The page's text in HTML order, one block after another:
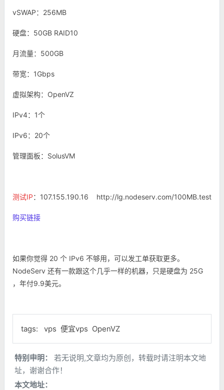
vSWAP：256MB
硬盘：50GB RAID10
月流量：500GB
带宽：1Gbps
虚拟架构：OpenVZ
IPv4：1个
IPv6：20个
管理面板：SolusVM
测试IP：107.155.190.16 http://lg.nodeserv.com/100MB.test
购买链接
如果你觉得 20 个 IPv6 不够用，可以发工单获取更多。
NodeServ 还有一款跟这个几乎一样的机器，只是硬盘为 25G
，年付9.9美元。
tags: vps 便宜vps OpenVZ
特别申明：
若无说明,文章均为原创，转载时请注明本文地
址，谢谢合作！
本文地址：